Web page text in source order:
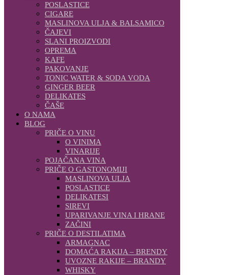
POSLASTICE
CIGARE
MASLINOVA ULJA & BALSAMICO
ČAJEVI
SLANI PROIZVODI
OPREMA
KAFE
PAKOVANJE
TONIC WATER & SODA VODA
GINGER BEER
DELIKATES
ČAŠE
O NAMA
BLOG
PRIČE O VINU
O VINIMA
VINARIJE
POJAČANA VINA
PRIČE O GASTONOMIJI
MASLINOVA ULJA
POSLASTICE
DELIKATESI
SIREVI
UPARIVANJE VINA I HRANE
ZAČINI
PRIČE O DESTILATIMA
ARMAGNAC
DOMAĆA RAKIJA – BRENDY
UVOZNE RAKIJE – BRANDY
WHISKY